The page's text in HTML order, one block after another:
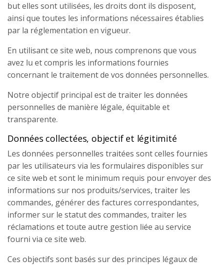
but elles sont utilisées, les droits dont ils disposent,
ainsi que toutes les informations nécessaires établies
par la réglementation en vigueur.
En utilisant ce site web, nous comprenons que vous
avez lu et compris les informations fournies
concernant le traitement de vos données personnelles.
Notre objectif principal est de traiter les données
personnelles de manière légale, équitable et
transparente.
Données collectées, objectif et légitimité
Les données personnelles traitées sont celles fournies
par les utilisateurs via les formulaires disponibles sur
ce site web et sont le minimum requis pour envoyer des
informations sur nos produits/services, traiter les
commandes, générer des factures correspondantes,
informer sur le statut des commandes, traiter les
réclamations et toute autre gestion liée au service
fourni via ce site web.
Ces objectifs sont basés sur des principes légaux de